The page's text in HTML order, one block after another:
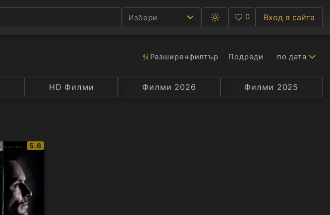
Избери
Превключване
между
светла
Любими
0 Вход в сайта
Разширенфилтър Подреди по дата
Рейтинг Селекция Превод Актьор
HD Филми Филми 2026 Филми 2025
IMDb
5.6